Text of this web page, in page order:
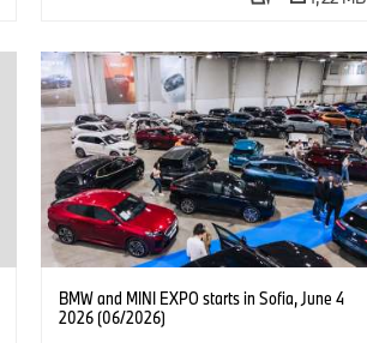
BMW and MINI EXPO starts in Sofia, June 4
2026 (06/2026)